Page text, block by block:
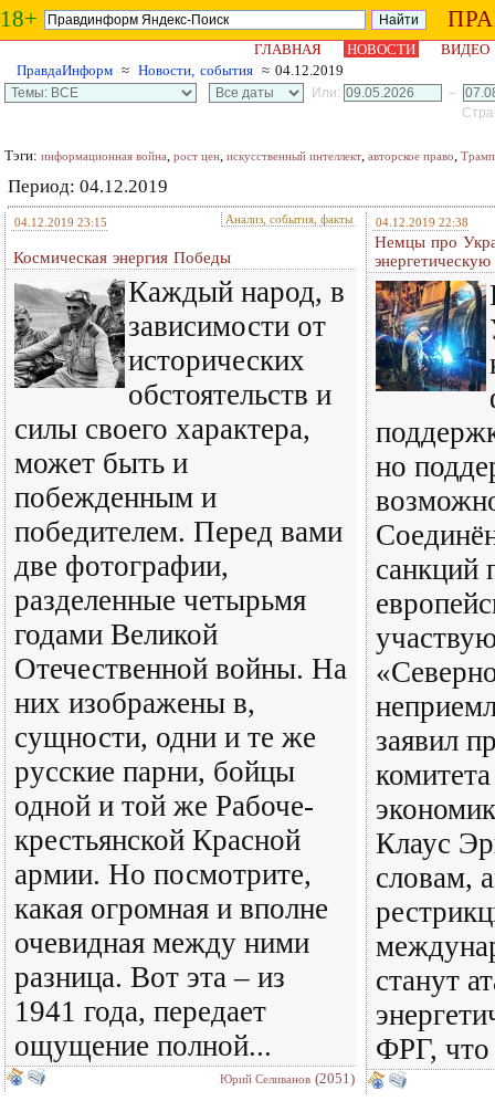
18+
ГЛАВНАЯ НОВОСТИ
ВИДЕО
ПравдаИнформ ≈ Новости, события ≈ 04.12.2019
Или:
–
Тэги: информационная война, рост цен, искусственный интеллект, авторское право, Трамп
Период: 04.12.2019
04.12.2019 23:15 Анализ, события, факты
Космическая энергия Победы
Каждый народ, в
зависимости от
исторических
обстоятельств и
силы своего характера,
может быть и
побежденным и
победителем. Перед вами
две фотографии,
разделенные четырьмя
годами Великой
Отечественной войны. На
них изображены в,
сущности, одни и те же
русские парни, бойцы
одной и той же Рабоче-
крестьянской Красной
армии. Но посмотрите,
какая огромная и вполне
очевидная между ними
разница. Вот эта – из
1941 года, передает
ощущение полной...
Юрий Селиванов (2051)
04.12.2019 22:38
Немцы про
но
санкций
заявил
Клаус
словам,
станут
ФРГ, что